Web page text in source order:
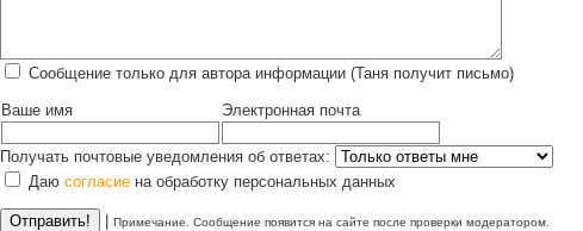
Сообщение только для автора информации (Таня получит письмо)
Ваше имя Электронная почта
Получать почтовые уведомления об ответах:
Даю согласие на обработку персональных данных
Примечание. Сообщение появится на сайте после проверки модератором.